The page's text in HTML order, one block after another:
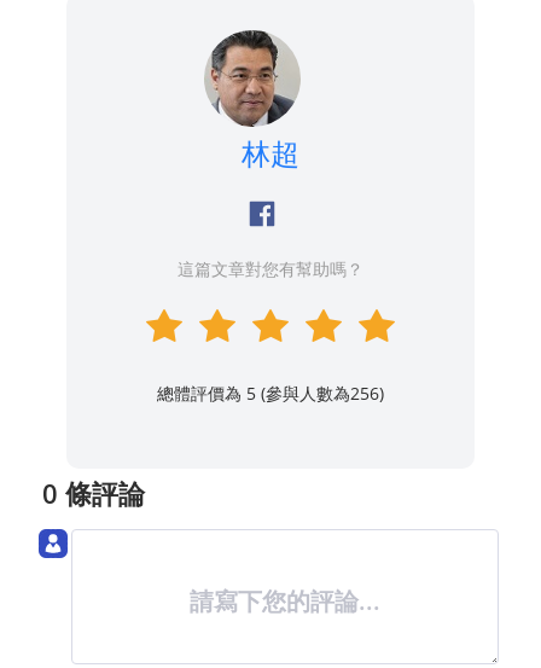
林超
這篇文章對您有幫助嗎？
總體評價為 5 (參與人數為256)
0 條評論
請寫下您的評論...